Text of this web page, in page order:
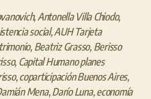
, Antonella Villa Chiodo,
social,AUH Tarjeta
, Beatriz Grasso, Berisso
, Capital Humano planes
,coparticipación Buenos Aires,
Mena,Darío Luna,economía